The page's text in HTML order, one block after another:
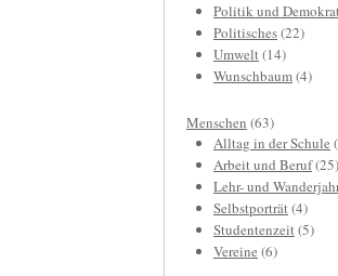
Politik und
Politisches(22)
Umwelt(14)
Wunschbaum(4)
Menschen (63)
Alltag in der Schule
Arbeit und Beruf(25)
Lehr- und
Selbstporträt(4)
Studentenzeit(5)
Vereine (6)